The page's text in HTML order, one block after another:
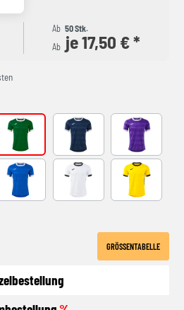
Ab 50 Stk.
Ab je 17,50 € *
GREEN-WHITE DARK NAVY BLANCOVIOLETA-
ROYAL-WHITE YELLOW-
GRÖSSENTABELLE